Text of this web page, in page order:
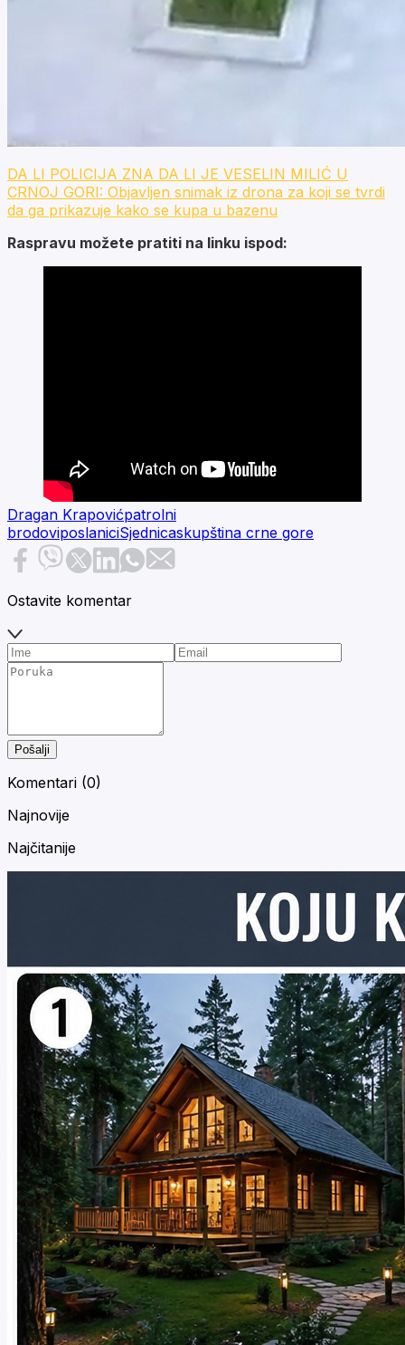
DA LI POLICIJA ZNA DA LI JE VESELIN MILIĆ U
CRNOJ GORI: Objavljen snimak iz drona za koji se tvrdi
da ga prikazuje kako se kupa u bazenu
Raspravu možete pratiti na linku ispod:
Dragan Krapovićpatrolni
brodoviposlaniciSjednicaskupština crne gore
Ostavite komentar
Pošalji
Komentari (0)
Najnovije
Najčitanije